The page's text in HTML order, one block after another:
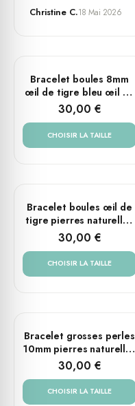
Christine C.18 Mai 2026
PLUSIEURS TAILLES
Bracelet boules 8mm
œil de tigre bleu œil de
faucon pierres
naturelles tête de mort
30,00 €
CHOISIR LA TAILLE
PLUSIEURS TAILLES
Bracelet boules œil de
tigre pierres naturelles
croix rock 8mm
30,00 €
CHOISIR LA TAILLE
PLUSIEURS TAILLES
Bracelet grosses perles
10mm pierres naturelles
œil de tigre rouge tête
de mort
30,00 €
CHOISIR LA TAILLE